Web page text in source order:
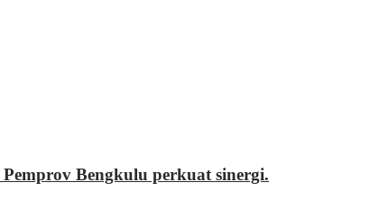
Bengkulu perkuat sinergi.